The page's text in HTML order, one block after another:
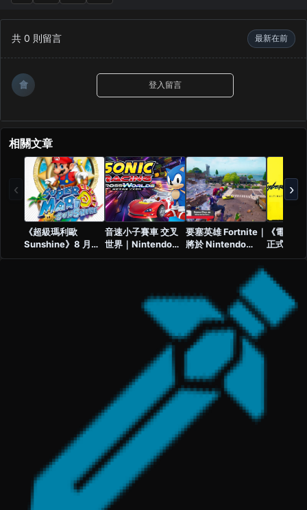
共 0 則留言 最新在前
會 登入留言
相關文章
‹
《超級瑪利歐
Sunshine》8 月加
入 Nintendo
音速小子賽車 交叉
世界｜Nintendo
Switch 2 版正式定
要塞英雄 Fortnite｜
將於 Nintendo
Switch 2 推出強化
《電馭
正式確認
2，成為
›